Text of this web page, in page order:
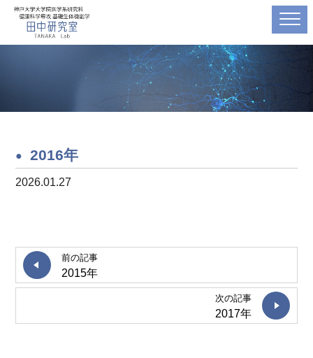
2016年
2026.01.27
前の記事
2015年
次の記事
2017年